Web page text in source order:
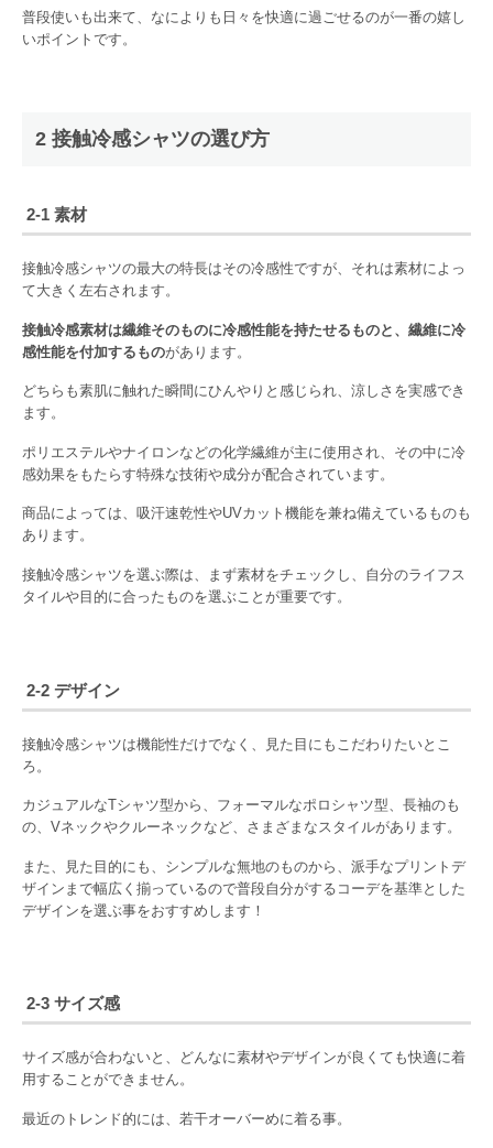
普段使いも出来て、なによりも日々を快適に過ごせるのが一番の嬉し
いポイントです。
2 接触冷感シャツの選び方
2-1 素材
接触冷感シャツの最大の特長はその冷感性ですが、それは素材によっ
て大きく左右されます。
接触冷感素材は繊維そのものに冷感性能を持たせるものと、繊維に冷
感性能を付加するものがあります。
どちらも素肌に触れた瞬間にひんやりと感じられ、涼しさを実感でき
ます。
ポリエステルやナイロンなどの化学繊維が主に使用され、その中に冷
感効果をもたらす特殊な技術や成分が配合されています。
商品によっては、吸汗速乾性やUVカット機能を兼ね備えているものも
あります。
接触冷感シャツを選ぶ際は、まず素材をチェックし、自分のライフス
タイルや目的に合ったものを選ぶことが重要です。
2-2 デザイン
接触冷感シャツは機能性だけでなく、見た目にもこだわりたいとこ
ろ。
カジュアルなTシャツ型から、フォーマルなポロシャツ型、長袖のも
の、Vネックやクルーネックなど、さまざまなスタイルがあります。
また、見た目的にも、シンプルな無地のものから、派手なプリントデ
ザインまで幅広く揃っているので普段自分がするコーデを基準とした
デザインを選ぶ事をおすすめします！
2-3 サイズ感
サイズ感が合わないと、どんなに素材やデザインが良くても快適に着
用することができません。
最近のトレンド的には、若干オーバーめに着る事。